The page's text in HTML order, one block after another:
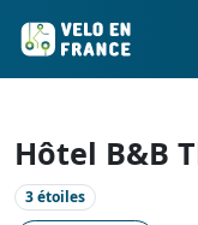
Hôtel B&B
3 étoiles